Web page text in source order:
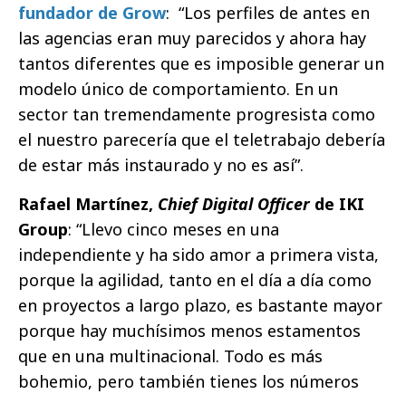
fundador de Grow: “Los perfiles de antes en
las agencias eran muy parecidos y ahora hay
tantos diferentes que es imposible generar un
modelo único de comportamiento. En un
sector tan tremendamente progresista como
el nuestro parecería que el teletrabajo debería
de estar más instaurado y no es así”.
Rafael Martínez, Chief Digital Officerde IKI
Group: “Llevo cinco meses en una
independiente y ha sido amor a primera vista,
porque la agilidad, tanto en el día a día como
en proyectos a largo plazo, es bastante mayor
porque hay muchísimos menos estamentos
que en una multinacional. Todo es más
bohemio, pero también tienes los números